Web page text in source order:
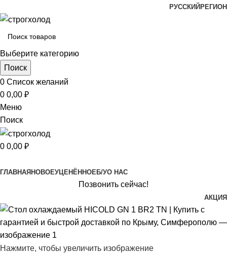
РУССКИЙ РЕГИОН
Выберите категорию
Поиск
0 Список желаний
0 0,00 ₽
Меню
Поиск
0 0,00 ₽
ГЛАВНАЯНОВОЕУЦЕНЁННОЕБ/УО НАС
Позвонить сейчас!
АКЦИЯ
Нажмите, чтобы увеличить изображение